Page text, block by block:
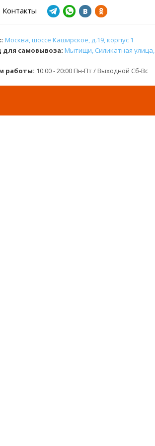
Контакты
Москва, шоссе Каширское, д.19, корпус 1
для самовывоза: Мытищи, Силикатная улица,
работы: 10:00 - 20:00 Пн-Пт / Выходной Сб-Вс